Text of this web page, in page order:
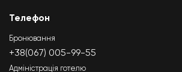
Телефон
Бронювання
+38(067) 005-99-55
Адміністрація готелю